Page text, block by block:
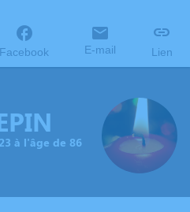
Facebook E-mail Lien
à l'âge de 86